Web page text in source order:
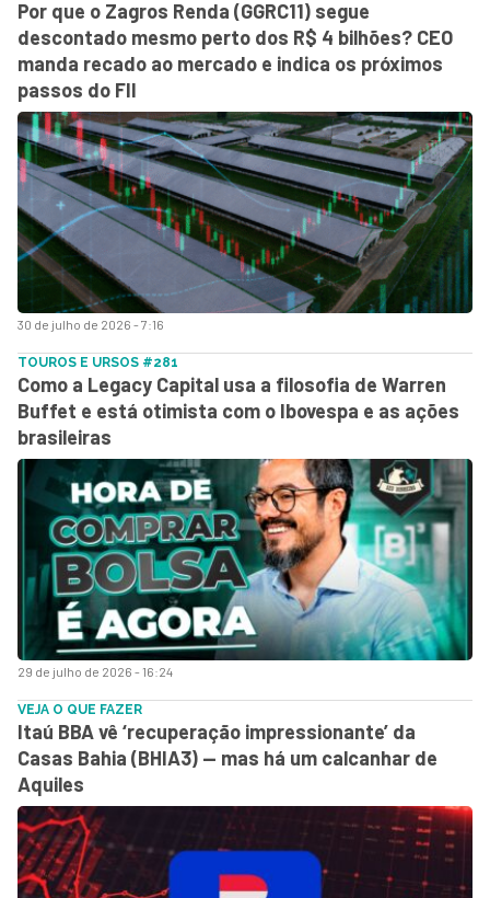
30 de julho de 2026 - 7:16
Por que o Zagros Renda (GGRC11) segue
descontado mesmo perto dos R$ 4 bilhões? CEO
manda recado ao mercado e indica os próximos
passos do FII
29 de julho de 2026 - 16:24
TOUROS E URSOS #281
Como a Legacy Capital usa a filosofia de Warren
Buffet e está otimista com o Ibovespa e as ações
brasileiras
VEJA O QUE FAZER
Itaú BBA vê ‘recuperação impressionante’ da
Casas Bahia (BHIA3) — mas há um calcanhar de
Aquiles